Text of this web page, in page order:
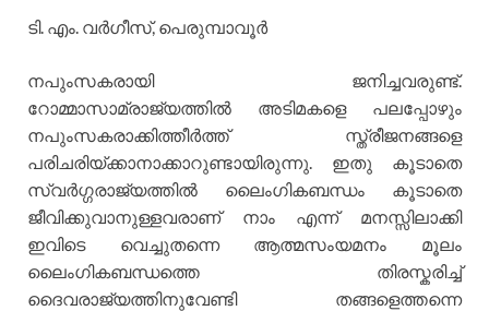
ടി. എം. വര്‍ഗീസ്, പെരുമ്പാവൂര്‍
നപുംസകരായി ജനിച്ചവരുണ്ട്.
റോമ്മാസാമ്രാജ്യത്തില്‍ അടിമകളെ പലപ്പോഴും
നപുംസകരാക്കിത്തീര്‍ത്ത് സ്ത്രീജനങ്ങളെ
പരിചരിയ്ക്കാനാക്കാറുണ്ടായിരുന്നു. ഇതു കൂടാതെ
സ്വര്‍ഗ്ഗരാജ്യത്തില്‍ ലൈംഗികബന്ധം കൂടാതെ
ജീവിക്കുവാനുള്ളവരാണ് നാം എന്ന് മനസ്സിലാക്കി
ഇവിടെ വെച്ചുതന്നെ ആത്മസംയമനം മൂലം
ലൈംഗികബന്ധത്തെ തിരസ്കരിച്ച്
ദൈവരാജ്യത്തിനുവേണ്ടി തങ്ങളെത്തന്നെ